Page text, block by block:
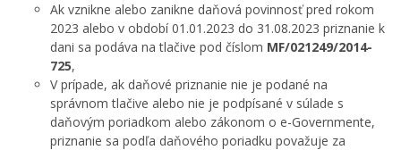
Ak vznikne alebo zanikne daňová povinnosť pred rokom
2023 alebo v období 01.01.2023 do 31.08.2023 priznanie k
dani sa podáva na tlačive pod číslom MF/021249/2014-
725,
V prípade, ak daňové priznanie nie je podané na
správnom tlačive alebo nie je podpísané v súlade s
daňovým poriadkom alebo zákonom o e-Governmente,
priznanie sa podľa daňového poriadku považuje za